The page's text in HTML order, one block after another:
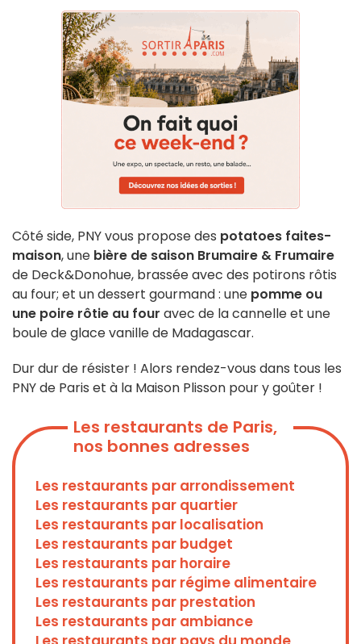
Côté side, PNY vous propose des potatoes faites-
maison, une bière de saison Brumaire & Frumaire
de Deck&Donohue, brassée avec des potirons rôtis
au four; et un dessert gourmand : une pomme ou
une poire rôtie au four avec de la cannelle et une
boule de glace vanille de Madagascar.
Dur dur de résister ! Alors rendez-vous dans tous les
PNY de Paris et à la Maison Plisson pour y goûter !
Les restaurants de Paris,
nos bonnes adresses
Les restaurants par arrondissement
Les restaurants par quartier
Les restaurants par localisation
Les restaurants par budget
Les restaurants par horaire
Les restaurants par régime alimentaire
Les restaurants par prestation
Les restaurants par ambiance